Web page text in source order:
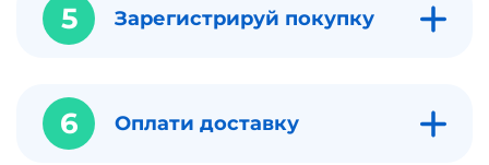
5 Зарегистрируй покупку
6 Оплати доставку